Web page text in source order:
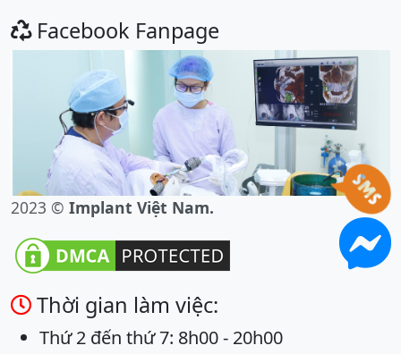
Facebook Fanpage
2023 © Implant Việt Nam.
Thời gian làm việc:
Thứ 2 đến thứ 7: 8h00 - 20h00